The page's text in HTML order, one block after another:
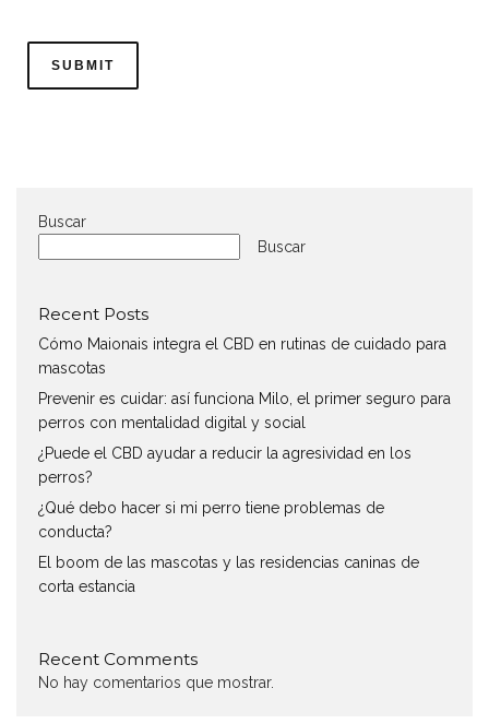
Buscar
Buscar
Recent Posts
Cómo Maionais integra el CBD en rutinas de cuidado para
mascotas
Prevenir es cuidar: así funciona Milo, el primer seguro para
perros con mentalidad digital y social
¿Puede el CBD ayudar a reducir la agresividad en los
perros?
¿Qué debo hacer si mi perro tiene problemas de
conducta?
El boom de las mascotas y las residencias caninas de
corta estancia
Recent Comments
No hay comentarios que mostrar.